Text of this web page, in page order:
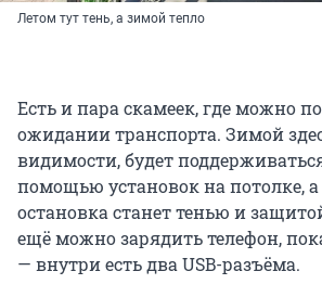
Летом тут тень, а зимой тепло
Есть и пара скамеек, где можно
ожидании транспорта. Зимой
видимости, будет
помощью установок на потолке,
остановка станет тенью и
ещё можно зарядить телефон,
— внутри есть два USB-разъёма.